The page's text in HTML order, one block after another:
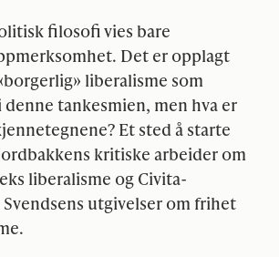
filosofi vies bare
Det er opplagt
liberalisme som
denne tankesmien, men hva er
Et sted å starte
kritiske arbeider om
liberalisme og Civita-
utgivelser om frihet